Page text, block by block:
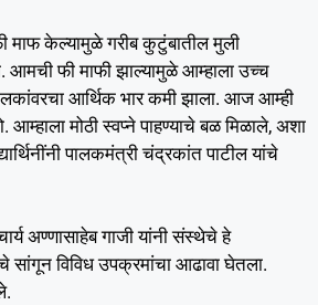
माफ केल्यामुळे गरीब कुटुंबातील मुली
आमची फी माफी झाल्यामुळे आम्हाला उच्च
आर्थिक भार कमी झाला. आज आम्ही
मोठी स्वप्ने पाहण्याचे बळ मिळाले, अशा
पालकमंत्री चंद्रकांत पाटील यांचे
अण्णासाहेब गाजी यांनी संस्थेचे हे
सांगून विविध उपक्रमांचा आढावा घेतला.